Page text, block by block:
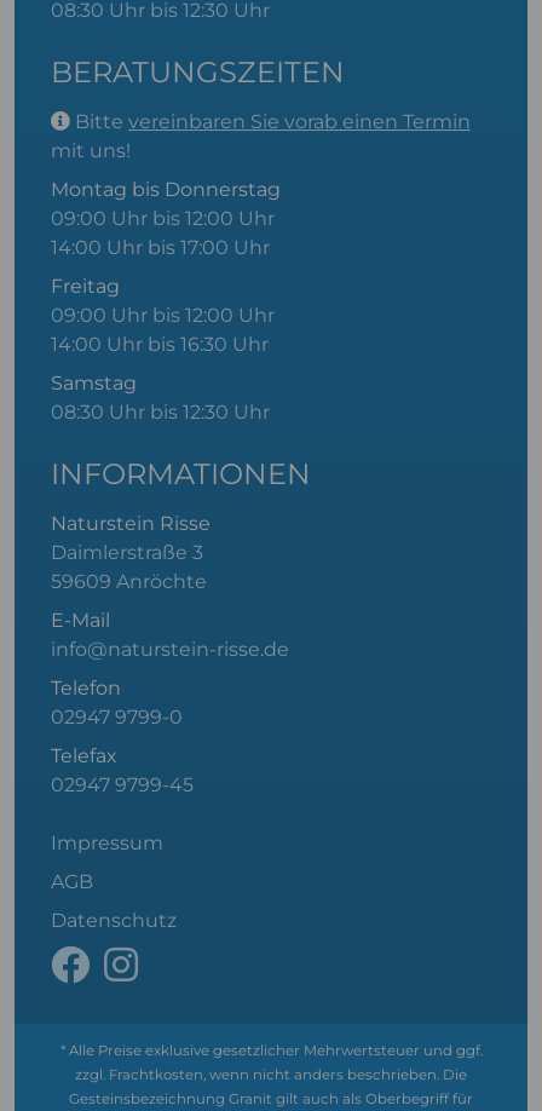
08:30 Uhr bis 12:30 Uhr
BERATUNGSZEITEN
Bitte vereinbaren Sie vorab einen Termin
mit uns!
Montag bis Donnerstag
09:00 Uhr bis 12:00 Uhr
14:00 Uhr bis 17:00 Uhr
Freitag
09:00 Uhr bis 12:00 Uhr
14:00 Uhr bis 16:30 Uhr
Samstag
08:30 Uhr bis 12:30 Uhr
INFORMATIONEN
Naturstein Risse
Daimlerstraße 3
59609 Anröchte
E-Mail
info@naturstein-risse.de
Telefon
02947 9799-0
Telefax
02947 9799-45
Impressum
AGB
Datenschutz
* Alle Preise exklusive gesetzlicher Mehrwertsteuer und ggf.
zzgl. Frachtkosten, wenn nicht anders beschrieben. Die
Gesteinsbezeichnung Granit gilt auch als Oberbegriff für